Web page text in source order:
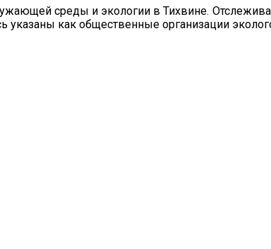
среды и экологии в Тихвине.
как общественные организации